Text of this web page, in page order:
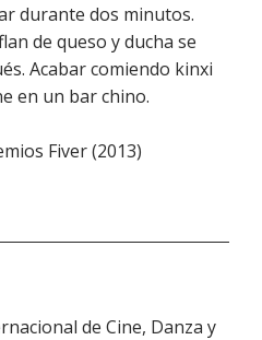
durante dos minutos.
de queso y ducha se
Acabar comiendo kinxi
en un bar chino.
Fiver (2013)
de Cine, Danza y